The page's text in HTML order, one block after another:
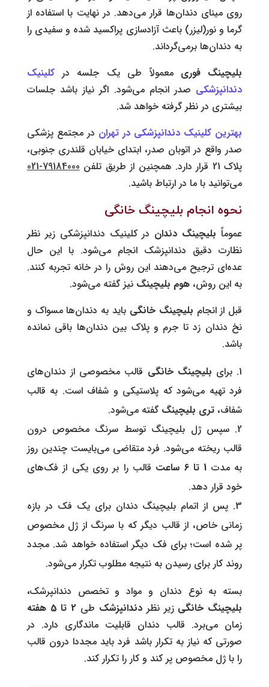
روی مینای دندان‌ها قرار می‌دهد. در نهایت با استفاده از
گرما و نور(لیزر) باعث آزادسازی پراکسید شده و سفیدی را
به دندان‌ها برمی‌گرداند.
بلیچینگ فوری معمولاً طی یک جلسه درکلینیک
دندانپزشکی صدر انجام می‌شود. اگر نیاز باشد جلسات
بیشتری در نظر گرفته خواهد شد.
بهترین کلینیک دندانپزشکی در تهران در مجتمع پزشکی
صدر واقع در اتوبان صدر، ابتدای خیابان قلندری جنوبی،
پلاک 21 قرار دارد. همچنین از طریق تلفن
79184000-021
می‌توانید با ما در ارتباط باشید.
نحوه انجام بلیچینگ خانگی
عموماً بلیچینگ دندان در کلینیک دندانپزشکی زیر نظر
نظارت دقیق دندانپزشک انجام می‌‌شود. با این حال
عده‌ای ترجیح می‌دهند این روش را در خانه تجربه کنند.
به این روش، هوم بلیچینگ نیز گفته می‌شود.
قبل از انجام بلیچینگ خانگی باید به دندان‌ها مسواک و
نخ دندان زد تا جرم و پلاک بین دندان‌ها باقی نمانده
باشد.
برای بلیچینگ خانگی قالب مخصوصی از دندان‌های
فرد تهیه می‌شود که پلاستیکی و شفاف است. به قالب
شفاف، تری بلیچینگ گفته می‌شود.
سپس ژل بلیچینگ توسط سرنگ مخصوص درون
قالب ریخته می‌شود. فرد متقاضی می‌بایست چندین روز
به مدت 1 تا 6 ساعت
قالب را بر روی یکی از فک‌های
خود قرار دهد.
پس از اتمام بلیچینگ دندان برای یک فک در بازه
زمانی خاص، از قالب دیگر که با سرنگ از ژل مخصوص
پر شده است؛ برای فک دیگر استفاده خواهد شد. مجدد
روند کار برای رسیدن به نتیجه مطلوب تکرار می‌شود.
بسته به نوع دندان و مواد و تخصص دندانپرشک،
بلیچینگ خانگی زیر نظردندانپزشک طی 2 تا 5 هفته
زمان می‌برد. قالب دندان قابلیت ماندگاری دارد. در
صورتی که نیاز به تکرار باشد فرد باید مجددا درون قالب
را با ژل مخصوص پر کند و کار را تکرار کند.